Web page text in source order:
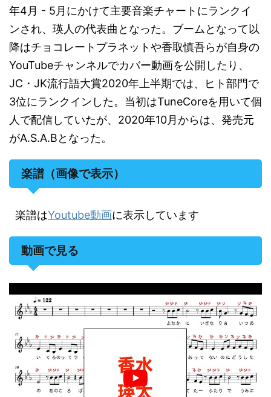
年4月 - 5月にかけて主要音楽チャートにランクイ
ンされ、瑛人の代表曲となった。ブームとなって以
降はチョコレートプラネットや香取慎吾らが自身の
YouTubeチャンネルでカバー動画を公開したり 、
JC・JK流行語大賞2020年上半期では、ヒト部門で
3位にランクインした。当初はTuneCoreを用いて個
人で配信していたが、2020年10月からは、発売元
がA.S.A.Bとなった。
楽譜（画像で表示）
楽譜はYoutube動画に表示しています
動画で見る